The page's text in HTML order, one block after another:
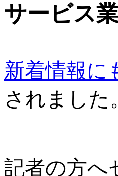
サービス
新着情報に
されました
記者の方へ